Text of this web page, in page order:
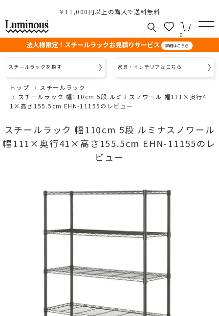
￥11,000円以上の購入で送料無料
0
法人様限定！スチールラックお見積りサービス 詳細はこちら
スチールラックを探す 家具・インテリアはこちら
トップ
スチールラック
スチールラック 幅110cm 5段 ルミナスノワール 幅111×奥行4
1×高さ155.5cm EHN-11155のレビュー
スチールラック 幅110cm 5段 ルミナスノワール
幅111×奥行41×高さ155.5cm EHN-11155のレ
ビュー